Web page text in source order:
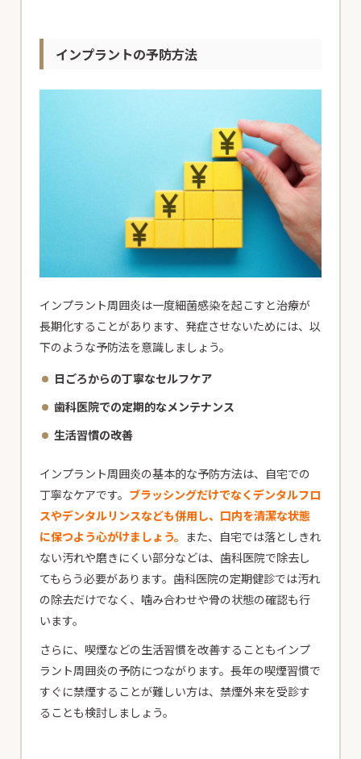
インプラントの予防方法
インプラント周囲炎は一度細菌感染を起こすと治療が
長期化することがあります、発症させないためには、以
下のような予防法を意識しましょう。
日ごろからの丁寧なセルフケア
歯科医院での定期的なメンテナンス
生活習慣の改善
インプラント周囲炎の基本的な予防方法は、自宅での
丁寧なケアです。 ブラッシングだけでなくデンタルフロ
スやデンタルリンスなども併用し、口内を清潔な状態
に保つよう心がけましょう。 また、自宅では落としきれ
ない汚れや磨きにくい部分などは、歯科医院で除去し
てもらう必要があります。歯科医院の定期健診では汚れ
の除去だけでなく、噛み合わせや骨の状態の確認も行
います。
さらに、喫煙などの生活習慣を改善することもインプ
ラント周囲炎の予防につながります。長年の喫煙習慣で
すぐに禁煙することが難しい方は、禁煙外来を受診す
ることも検討しましょう。